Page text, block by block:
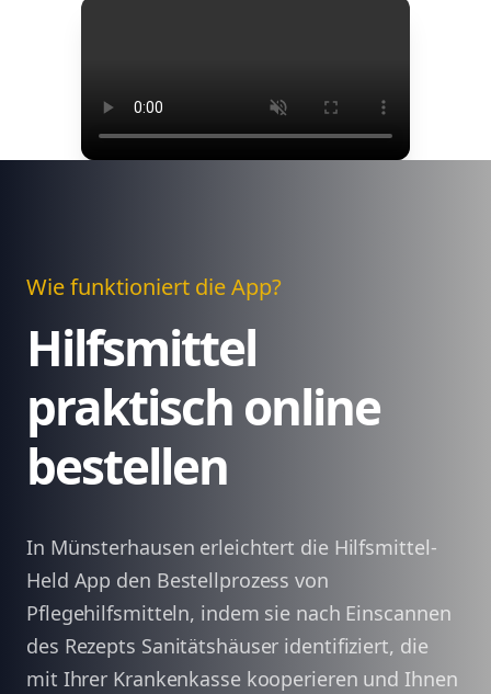
Wie funktioniert die App?
Hilfsmittel
praktisch online
bestellen
In Münsterhausen erleichtert die Hilfsmittel-
Held App den Bestellprozess von
Pflegehilfsmitteln, indem sie nach Einscannen
des Rezepts Sanitätshäuser identifiziert, die
mit Ihrer Krankenkasse kooperieren und Ihnen